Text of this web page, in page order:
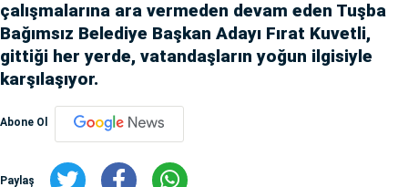
çalışmalarına ara vermeden devam eden Tuşba
Bağımsız Belediye Başkan Adayı Fırat Kuvetli,
gittiği her yerde, vatandaşların yoğun ilgisiyle
karşılaşıyor.
Abone Ol
Paylaş